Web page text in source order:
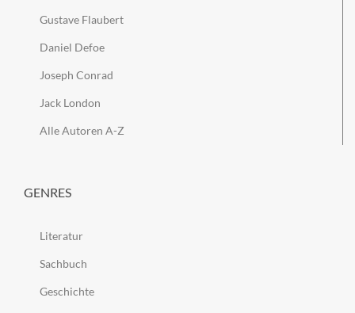
Gustave Flaubert
Daniel Defoe
Joseph Conrad
Jack London
Alle Autoren A-Z
GENRES
Literatur
Sachbuch
Geschichte